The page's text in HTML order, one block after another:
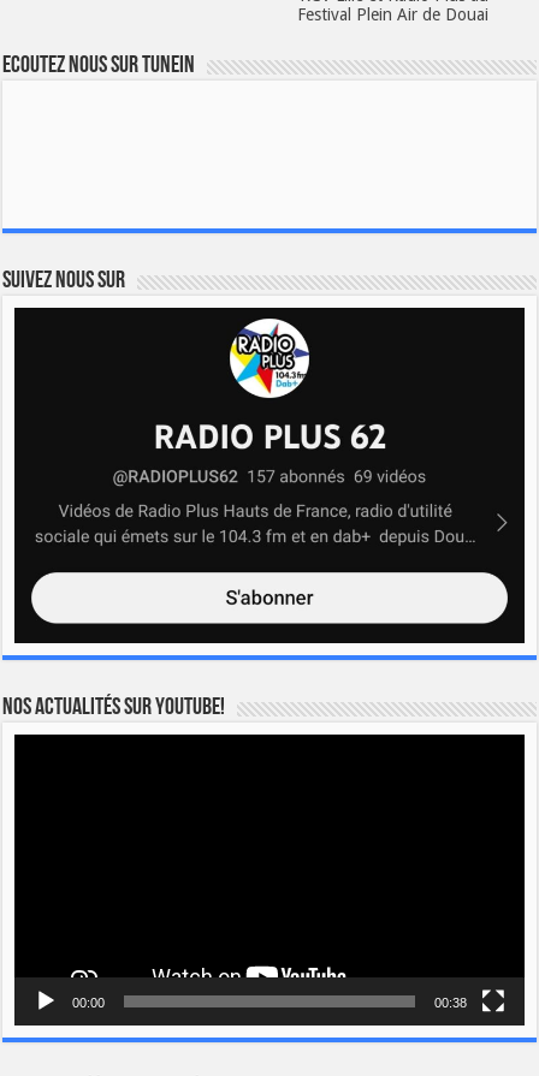
Festival Plein Air de Douai
Ecoutez nous sur TuneIn
Suivez nous sur
Nos actualités sur YOUTUBE!
00:00 00:38